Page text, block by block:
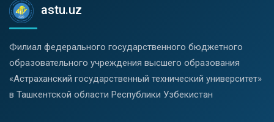
astu.uz
Филиал федерального государственного бюджетного
образовательного учреждения высшего образования
«Астраханский государственный технический университет»
в Ташкентской области Республики Узбекистан